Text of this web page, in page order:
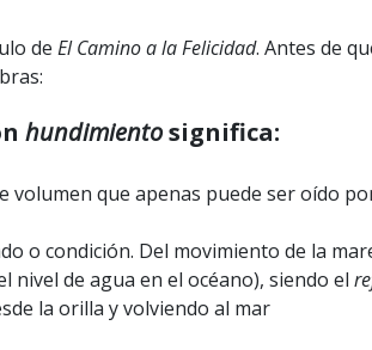
de El Camino a la Felicidad. Antes de
hundimientosignifica:
volumen que apenas puede ser oído
o condición. Del movimiento de la
nivel de agua en el océano), siendo el
la orilla y volviendo al mar